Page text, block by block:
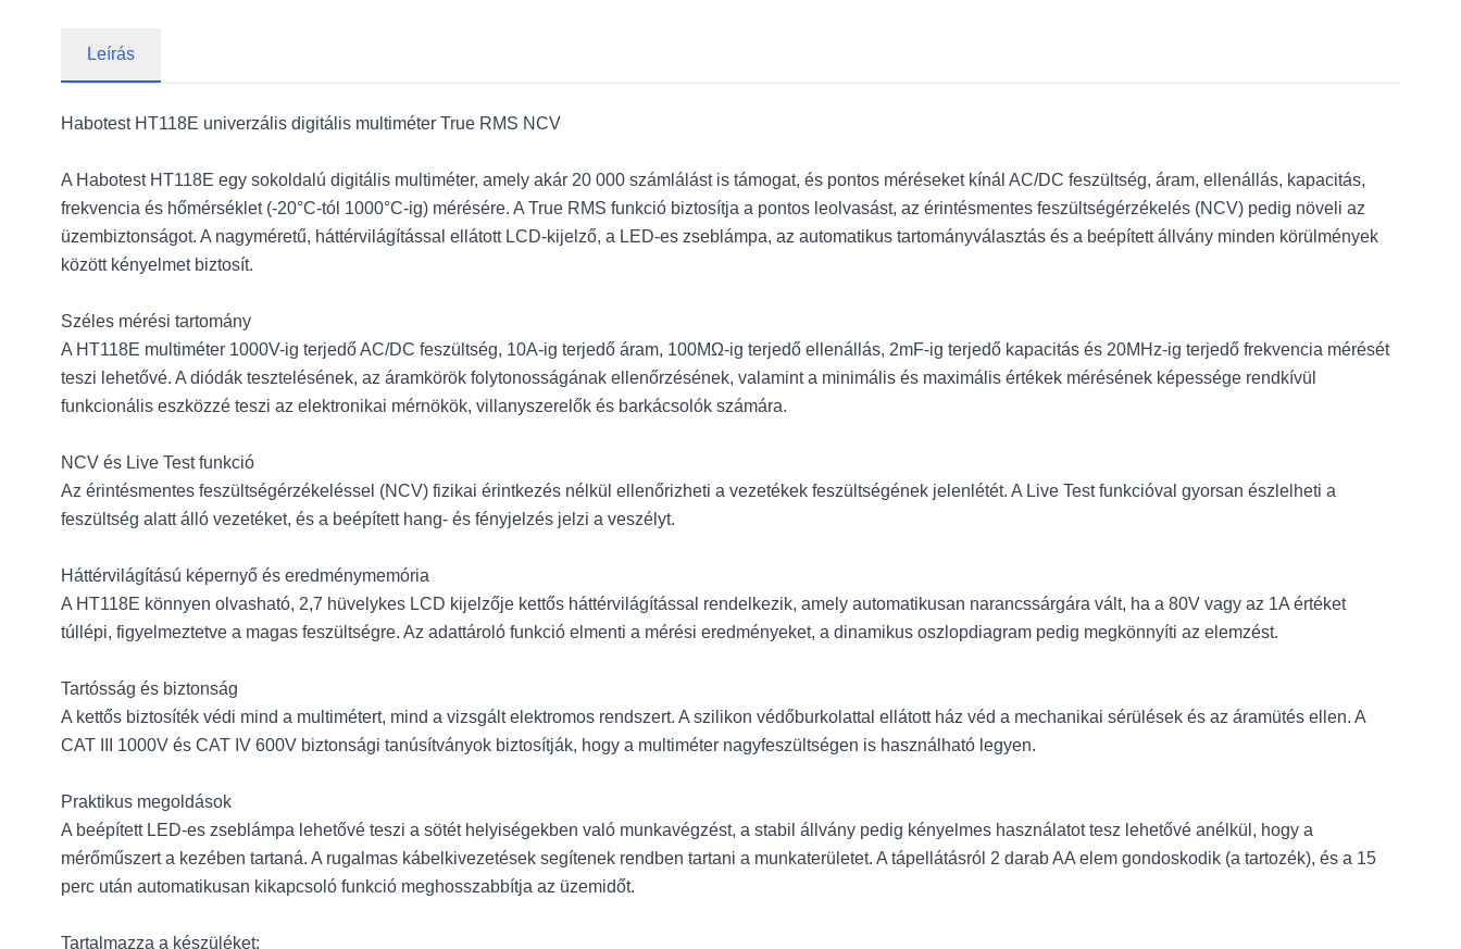
Leírás
Habotest HT118E univerzális digitális multiméter True RMS NCV
A Habotest HT118E egy sokoldalú digitális multiméter, amely akár 20 000 számlálást is támogat, és pontos méréseket kínál AC/DC feszültség, áram, ellenállás, kapacitás,
frekvencia és hőmérséklet (-20°C-tól 1000°C-ig) mérésére. A True RMS funkció biztosítja a pontos leolvasást, az érintésmentes feszültségérzékelés (NCV) pedig növeli az
üzembiztonságot. A nagyméretű, háttérvilágítással ellátott LCD-kijelző, a LED-es zseblámpa, az automatikus tartományválasztás és a beépített állvány minden körülmények
között kényelmet biztosít.
Széles mérési tartomány
A HT118E multiméter 1000V-ig terjedő AC/DC feszültség, 10A-ig terjedő áram, 100MΩ-ig terjedő ellenállás, 2mF-ig terjedő kapacitás és 20MHz-ig terjedő frekvencia mérését
teszi lehetővé. A diódák tesztelésének, az áramkörök folytonosságának ellenőrzésének, valamint a minimális és maximális értékek mérésének képessége rendkívül
funkcionális eszközzé teszi az elektronikai mérnökök, villanyszerelők és barkácsolók számára.
NCV és Live Test funkció
Az érintésmentes feszültségérzékeléssel (NCV) fizikai érintkezés nélkül ellenőrizheti a vezetékek feszültségének jelenlétét. A Live Test funkcióval gyorsan észlelheti a
feszültség alatt álló vezetéket, és a beépített hang- és fényjelzés jelzi a veszélyt.
Háttérvilágítású képernyő és eredménymemória
A HT118E könnyen olvasható, 2,7 hüvelykes LCD kijelzője kettős háttérvilágítással rendelkezik, amely automatikusan narancssárgára vált, ha a 80V vagy az 1A értéket
túllépi, figyelmeztetve a magas feszültségre. Az adattároló funkció elmenti a mérési eredményeket, a dinamikus oszlopdiagram pedig megkönnyíti az elemzést.
Tartósság és biztonság
A kettős biztosíték védi mind a multimétert, mind a vizsgált elektromos rendszert. A szilikon védőburkolattal ellátott ház véd a mechanikai sérülések és az áramütés ellen. A
CAT III 1000V és CAT IV 600V biztonsági tanúsítványok biztosítják, hogy a multiméter nagyfeszültségen is használható legyen.
Praktikus megoldások
A beépített LED-es zseblámpa lehetővé teszi a sötét helyiségekben való munkavégzést, a stabil állvány pedig kényelmes használatot tesz lehetővé anélkül, hogy a
mérőműszert a kezében tartaná. A rugalmas kábelkivezetések segítenek rendben tartani a munkaterületet. A tápellátásról 2 darab AA elem gondoskodik (a tartozék), és a 15
perc után automatikusan kikapcsoló funkció meghosszabbítja az üzemidőt.
Tartalmazza a készüléket: